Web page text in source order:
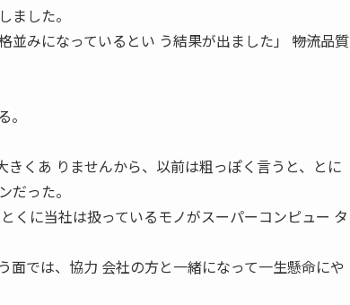
ました。
みになっているとい う結果が出ました」 ――物流品質
くあ りませんから、以前は粗っぽく言うと、とに
だった。
くに当社は扱っているモノがスーパーコンピュー タ
面では、協力 会社の方と一緒になって一生懸命にや